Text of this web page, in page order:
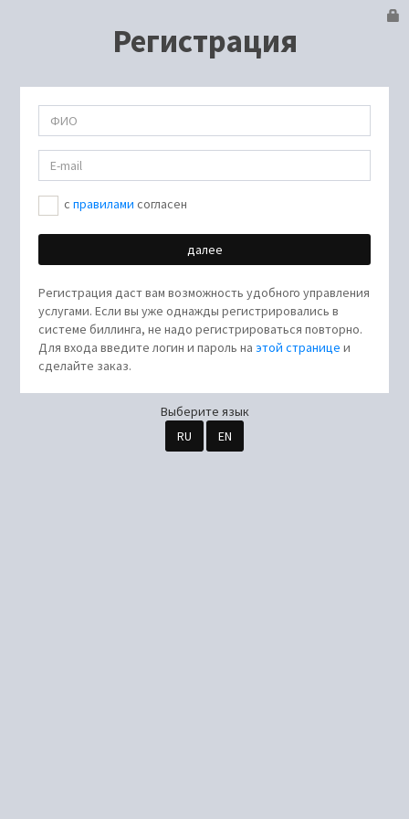
Регистрация
cправилами согласен
Регистрация даст вам возможность удобного управления
услугами. Если вы уже однажды регистрировались в
системе биллинга, не надо регистрироваться повторно.
Для входа введите логин и пароль на этой странице и
сделайте заказ.
Выберите язык